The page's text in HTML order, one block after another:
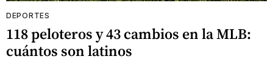
DEPORTES
118 peloteros y 43 cambios en la MLB:
cuántos son latinos